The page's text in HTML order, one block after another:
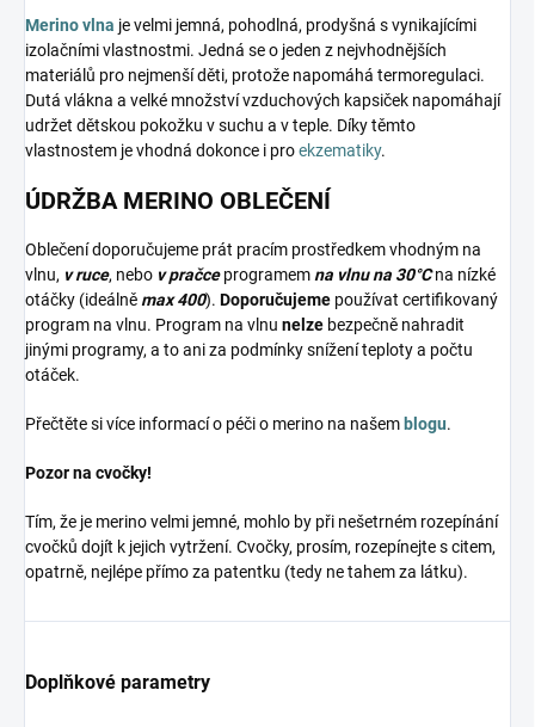
Merino vlna je velmi jemná, pohodlná, prodyšná s vynikajícími
izolačními vlastnostmi. Jedná se o jeden z nejvhodnějších
materiálů pro nejmenší děti, protože napomáhá termoregulaci.
Dutá vlákna a velké množství vzduchových kapsiček napomáhají
udržet dětskou pokožku v suchu a v teple. Díky těmto
vlastnostem je vhodná dokonce i proekzematiky.
ÚDRŽBA MERINO OBLEČENÍ
Oblečení doporučujeme prát pracím prostředkem vhodným na
vlnu, v ruce, nebo v pračceprogramemna vlnu na 30°Cna nízké
otáčky (ideálněmax 400). Doporučujeme používat certifikovaný
program na vlnu. Program na vlnu nelze bezpečně nahradit
jinými programy, a to ani za podmínky snížení teploty a počtu
otáček.
Přečtěte si více informací o péči o merino na našem blogu.
Pozor na cvočky!
Tím, že je merino velmi jemné, mohlo by při nešetrném rozepínání
cvočků dojít k jejich vytržení. Cvočky, prosím, rozepínejte s citem,
opatrně, nejlépe přímo za patentku (tedy ne tahem za látku).
Doplňkové parametry